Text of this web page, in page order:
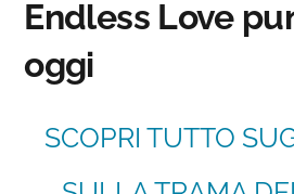
Endless Love
oggi
SCOPRI TUTTO